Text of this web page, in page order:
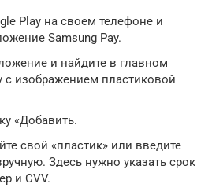
Play на своем телефоне и
Samsung Pay.
и найдите в главном
с изображением пластиковой
«Добавить.
свой «пластик» или введите
Здесь нужно указать срок
и CVV.